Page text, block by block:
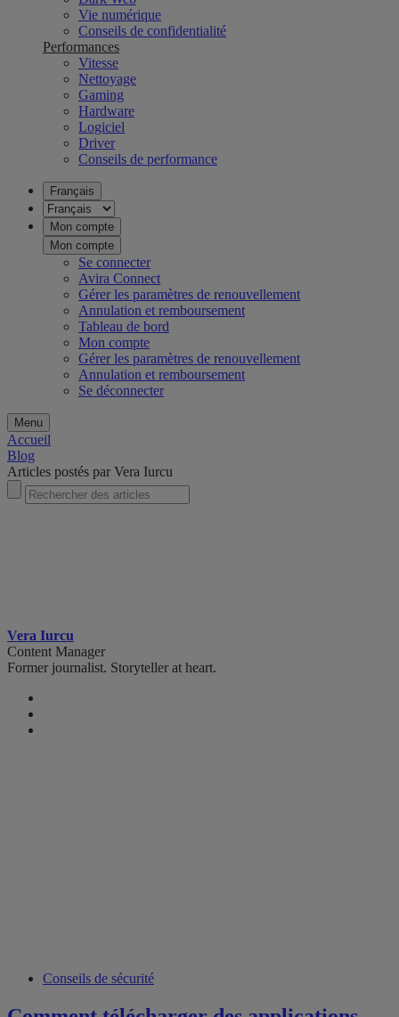
Vie numérique
Conseils de confidentialité
Performances
Vitesse
Nettoyage
Gaming
Hardware
Logiciel
Driver
Conseils de performance
Français
Mon compte
Mon compte
Se connecter
Avira Connect
Gérer les paramètres de renouvellement
Annulation et remboursement
Tableau de bord
Mon compte
Gérer les paramètres de renouvellement
Annulation et remboursement
Se déconnecter
Menu
Accueil
Blog
Articles postés par Vera Iurcu
Vera Iurcu
Content Manager
Former journalist. Storyteller at heart.
Conseils de sécurité